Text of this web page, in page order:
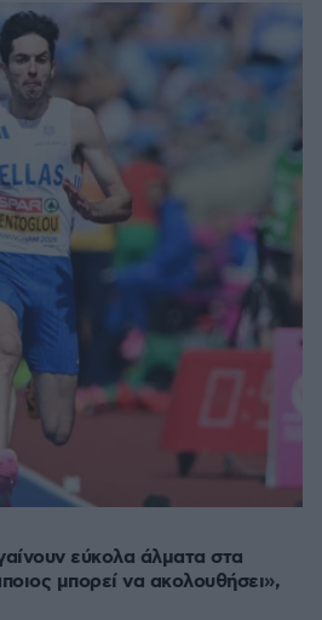
εύκολα άλματα στα
μπορεί να ακολουθήσει»,